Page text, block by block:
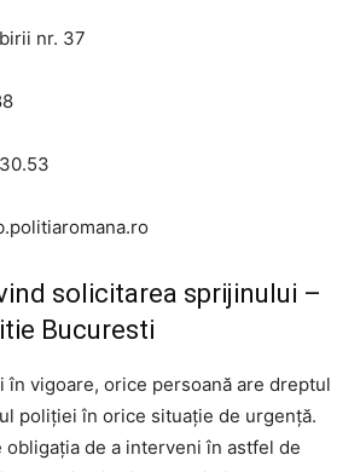
nr. 37
solicitarea sprijinului –
Bucuresti
în vigoare, orice persoană are dreptul
poliției în orice situație de urgență.
obligația de a interveni în astfel de